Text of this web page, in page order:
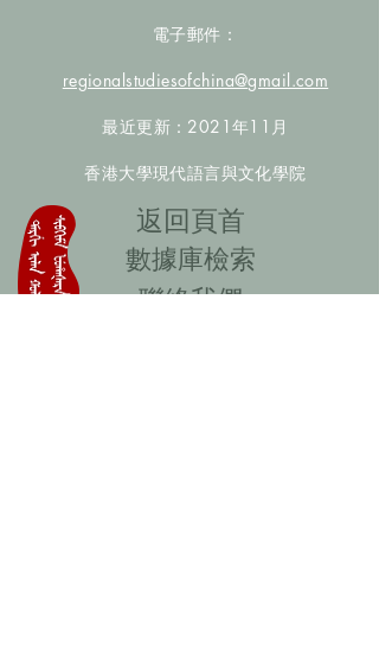
電子郵件：
regionalstudiesofchina@gmail.com
最近更新：2021年11月
香港大學現代語言與文化學院
​返回頁首
數據庫檢索
聯絡我們